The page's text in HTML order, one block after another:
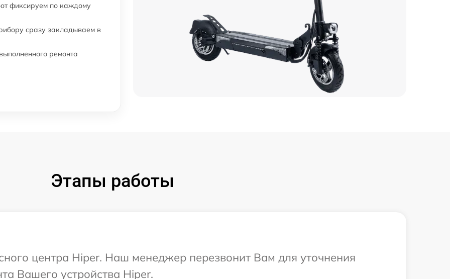
фиксируем по каждому
сразу закладываем в
ремонта
Этапы работы
центра Hiper. Наш менеджер перезвонит Вам для уточнения
Вашего устройства Hiper.